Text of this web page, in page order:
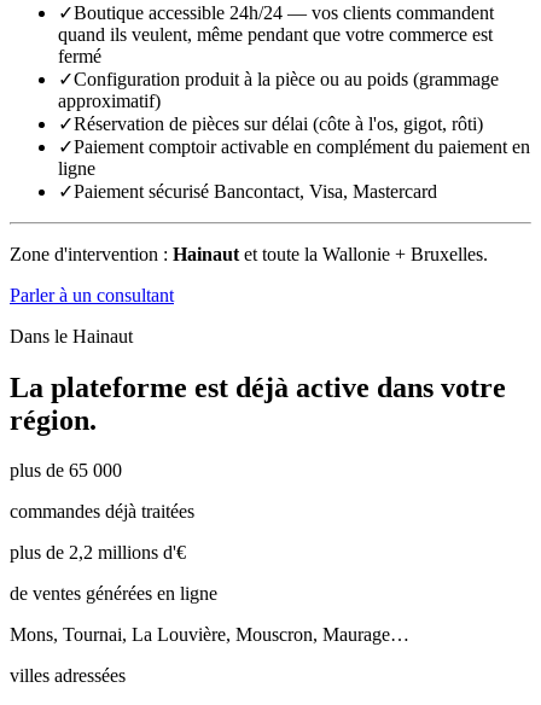
✓Boutique accessible 24h/24 — vos clients commandent
quand ils veulent, même pendant que votre commerce est
fermé
✓Configuration produit à la pièce ou au poids (grammage
approximatif)
✓Réservation de pièces sur délai (côte à l'os, gigot, rôti)
✓Paiement comptoir activable en complément du paiement en
ligne
✓Paiement sécurisé Bancontact, Visa, Mastercard
Zone d'intervention : Hainaut et toute la Wallonie + Bruxelles.
Parler à un consultant
Dans le Hainaut
La plateforme est déjà active dans votre
région.
plus de 65 000
commandes déjà traitées
plus de 2,2 millions d'€
de ventes générées en ligne
Mons, Tournai, La Louvière, Mouscron, Maurage…
villes adressées